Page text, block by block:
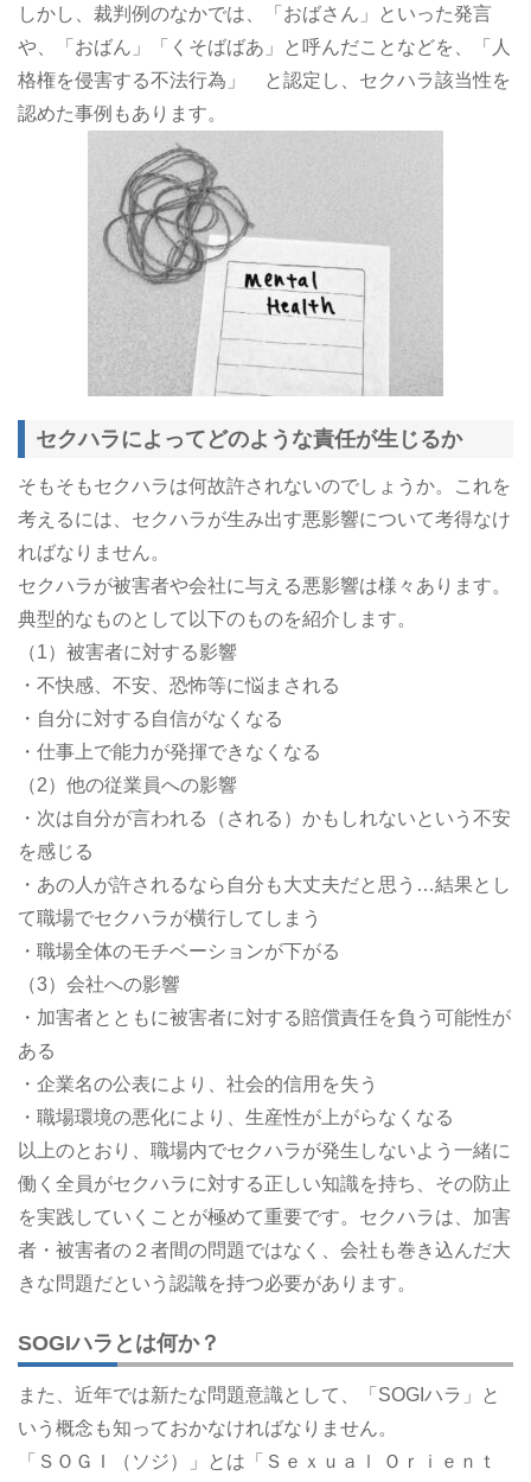
しかし、裁判例のなかでは、「おばさん」といった発言
や、「おばん」「くそばばあ」と呼んだことなどを、「人
格権を侵害する不法行為」 と認定し、セクハラ該当性を
認めた事例もあります。
セクハラによってどのような責任が生じるか
そもそもセクハラは何故許されないのでしょうか。これを
考えるには、セクハラが生み出す悪影響について考得なけ
ればなりません。
セクハラが被害者や会社に与える悪影響は様々あります。
典型的なものとして以下のものを紹介します。
（1）被害者に対する影響
・不快感、不安、恐怖等に悩まされる
・自分に対する自信がなくなる
・仕事上で能力が発揮できなくなる
（2）他の従業員への影響
・次は自分が言われる（される）かもしれないという不安
を感じる
・あの人が許されるなら自分も大丈夫だと思う…結果とし
て職場でセクハラが横行してしまう
・職場全体のモチベーションが下がる
（3）会社への影響
・加害者とともに被害者に対する賠償責任を負う可能性が
ある
・企業名の公表により、社会的信用を失う
・職場環境の悪化により、生産性が上がらなくなる
以上のとおり、職場内でセクハラが発生しないよう一緒に
働く全員がセクハラに対する正しい知識を持ち、その防止
を実践していくことが極めて重要です。セクハラは、加害
者・被害者の２者間の問題ではなく、会社も巻き込んだ大
きな問題だという認識を持つ必要があります。
SOGIハラとは何か？
また、近年では新たな問題意識として、「SOGIハラ」と
いう概念も知っておかなければなりません。
「ＳＯＧＩ（ソジ）」とは「Ｓｅｘｕａｌ Ｏｒｉｅｎｔ